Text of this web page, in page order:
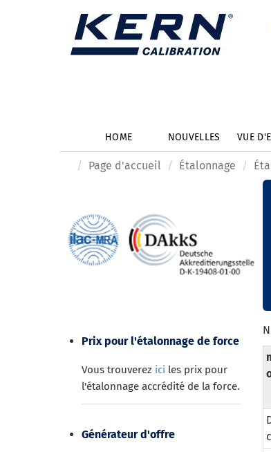
HOME NOUVELLES VUE
Page d'accueil Étalonnage
Prix pour l'étalonnage de force
Vous trouverez ici les prix pour
l'étalonnage accrédité de la force.
Générateur d'offre